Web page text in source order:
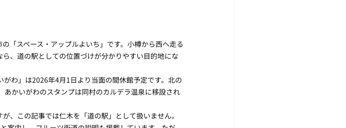
「スペース・アップルよいち」です。小樽から西へ走る
、道の駅としての位置づけが分かりやすい目的地にな
わ」は2026年4月1日より当面の間休館予定です。北の
かいがわのスタンプは同村のカルデラ温泉に移設され
、この記事では仁木を「道の駅」として扱いません。